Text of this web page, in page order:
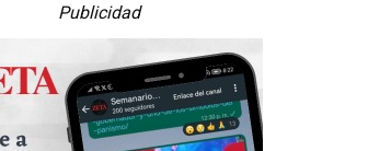
Publicidad